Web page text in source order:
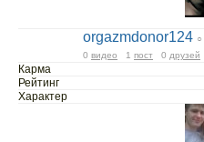
orgazmdonor124 ○
0 видео 1 пост 0 друзей
Карма
Рейтинг
Характер